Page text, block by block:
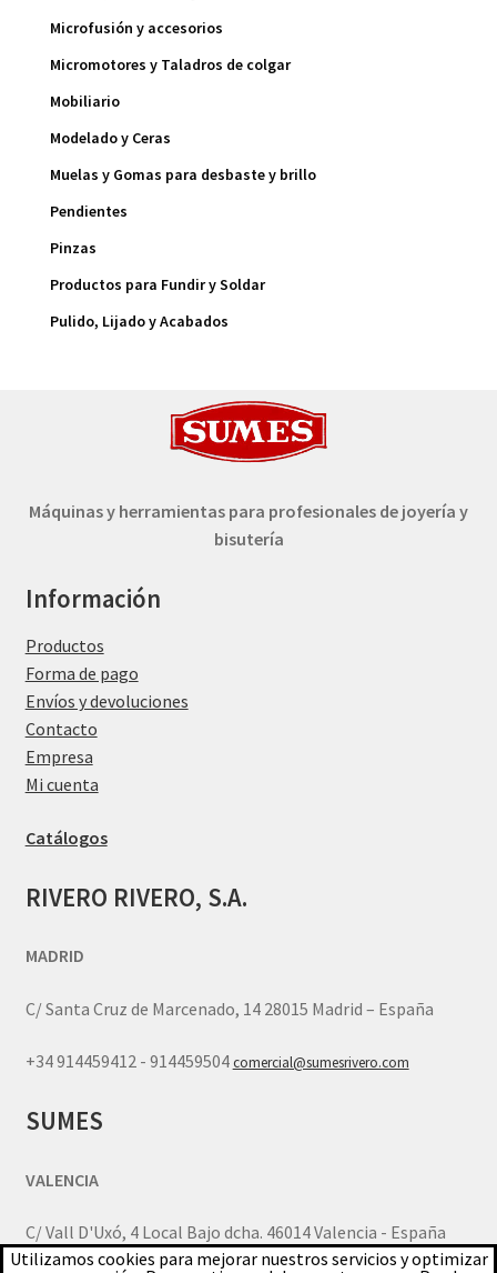
Microfusión y accesorios
Micromotores y Taladros de colgar
Mobiliario
Modelado y Ceras
Muelas y Gomas para desbaste y brillo
Pendientes
Pinzas
Productos para Fundir y Soldar
Pulido, Lijado y Acabados
Máquinas y herramientas para profesionales de joyería y
bisutería
Información
Productos
Forma de pago
Envíos y devoluciones
Contacto
Empresa
Mi cuenta
Catálogos
RIVERO RIVERO, S.A.
MADRID
C/ Santa Cruz de Marcenado, 14 28015 Madrid – España
+34 914459412 - 914459504comercial@sumesrivero.com
SUMES
VALENCIA
C/ Vall D'Uxó, 4 Local Bajo dcha. 46014 Valencia - España
Utilizamos cookies para mejorar nuestros servicios y optimizar